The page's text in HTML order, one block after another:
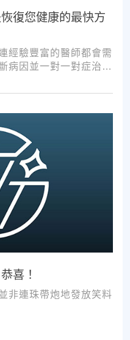
復您健康的最快方
經驗豐富的醫師都會需
病因並一對一對症治
底擺脫不適。
喜！
非連珠帶炮地發放笑料